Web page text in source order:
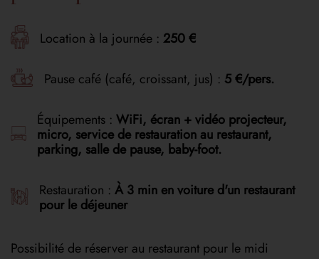
Location à la journée : 250 €
Pause café (café, croissant, jus) : 5 €/pers.
Équipements :WiFi, écran +vidéo projecteur,
micro, service de restauration au restaurant,
parking, salle de pause, baby-foot.
Restauration : À 3 min en voiture d'un restaurant
pour le déjeuner
Possibilité de réserver au restaurant pour le midi